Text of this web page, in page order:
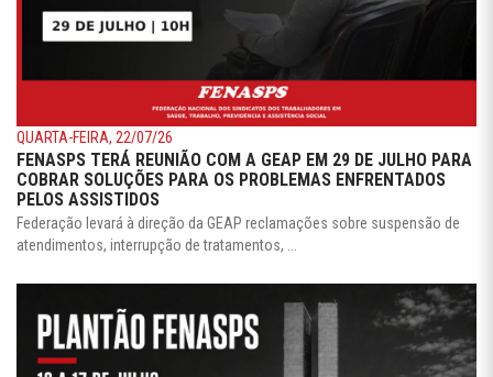
QUARTA-FEIRA, 22/07/26
FENASPS TERÁ REUNIÃO COM A GEAP EM 29 DE JULHO PARA
COBRAR SOLUÇÕES PARA OS PROBLEMAS ENFRENTADOS
PELOS ASSISTIDOS
Federação levará à direção da GEAP reclamações sobre suspensão de
atendimentos, interrupção de tratamentos, ...